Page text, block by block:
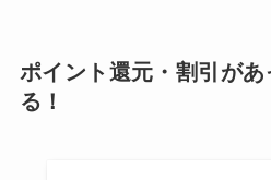
ポイント還元・割引が
る！